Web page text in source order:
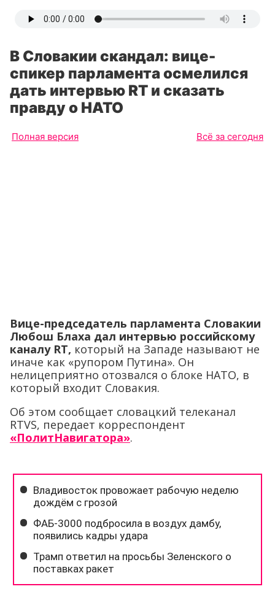
В Словакии скандал: вице-
спикер парламента осмелился
дать интервью RT и сказать
правду о НАТО
Полная версия Всё за сегодня
Вице-председатель парламента Словакии
Любош Блаха дал интервью российскому
каналу RT, который на Западе называют не
иначе как «рупором Путина». Он
нелицеприятно отозвался о блоке НАТО, в
который входит Словакия.
Об этом сообщает словацкий телеканал
RTVS, передает корреспондент
«ПолитНавигатора».